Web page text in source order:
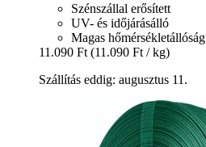
Szénszállal erősített
UV- és időjárásálló
Magas hőmérsékletállóság
11.090 Ft (11.090 Ft / kg)
Szállítás eddig: augusztus 11.